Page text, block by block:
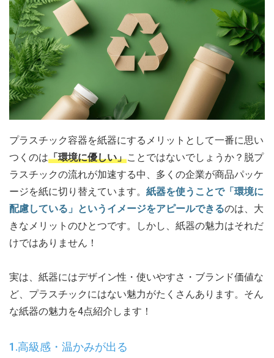
プラスチック容器を紙器にするメリットとして一番に思い
つくのは「環境に優しい」ことではないでしょうか？脱プ
ラスチックの流れが加速する中、多くの企業が商品パッケ
ージを紙に切り替えています。 紙器を使うことで「環境に
配慮している」というイメージをアピールできるのは、大
きなメリットのひとつです。しかし、紙器の魅力はそれだ
けではありません！
実は、紙器にはデザイン性・使いやすさ・ブランド価値な
ど、プラスチックにはない魅力がたくさんあります。そん
な紙器の魅力を4点紹介します！
1.高級感・温かみが出る